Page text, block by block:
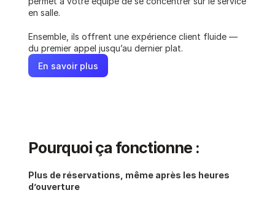
en salle.
Ensemble, ils offrent une expérience client fluide —
du premier appel jusqu’au dernier plat.
En savoir plus
Pourquoi ça fonctionne :
Plus de réservations, même après les heures
d’ouverture